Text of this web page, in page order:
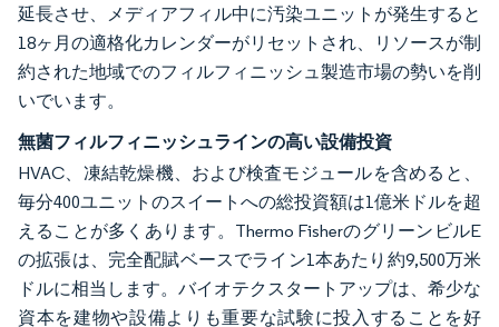
延長させ、メディアフィル中に汚染ユニットが発生すると
18ヶ月の適格化カレンダーがリセットされ、リソースが制
約された地域でのフィルフィニッシュ製造市場の勢いを削
いでいます。
無菌フィルフィニッシュラインの高い設備投資
HVAC、凍結乾燥機、および検査モジュールを含めると、
毎分400ユニットのスイートへの総投資額は1億米ドルを超
えることが多くあります。Thermo FisherのグリーンビルE
の拡張は、完全配賦ベースでライン1本あたり約9,500万米
ドルに相当します。バイオテクスタートアップは、希少な
資本を建物や設備よりも重要な試験に投入することを好